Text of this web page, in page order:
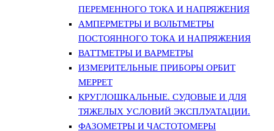
ПЕРЕМЕННОГО ТОКА И НАПРЯЖЕНИЯ
АМПЕРМЕТРЫ И ВОЛЬТМЕТРЫ
ПОСТОЯННОГО ТОКА И НАПРЯЖЕНИЯ
ВАТТМЕТРЫ И ВАРМЕТРЫ
ИЗМЕРИТЕЛЬНЫЕ ПРИБОРЫ ОРБИТ
МЕРРЕТ
КРУГЛОШКАЛЬНЫЕ. СУДОВЫЕ И ДЛЯ
ТЯЖЕЛЫХ УСЛОВИЙ ЭКСПЛУАТАЦИИ.
ФАЗОМЕТРЫ И ЧАСТОТОМЕРЫ